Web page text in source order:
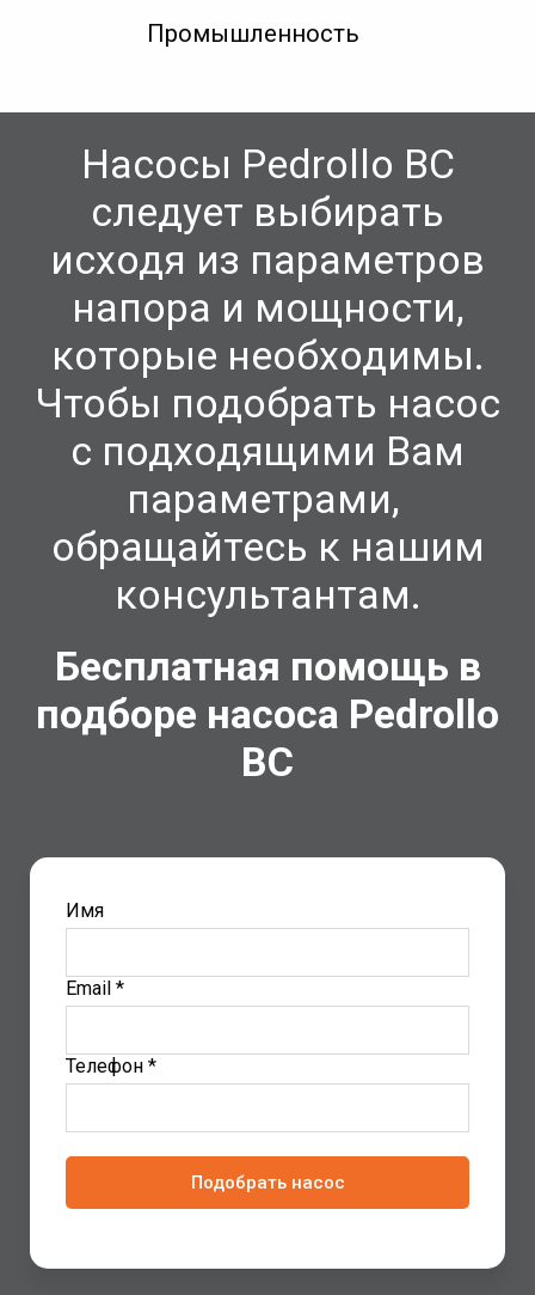
Промышленность
Насосы Pedrollo BC
следует выбирать
исходя из параметров
напора и мощности,
которые необходимы.
Чтобы подобрать насос
с подходящими Вам
параметрами,
обращайтесь к нашим
консультантам.
Бесплатная помощь в
подборе насоса Pedrollo
BC
Имя
Email *
Телефон *
Подобрать насос